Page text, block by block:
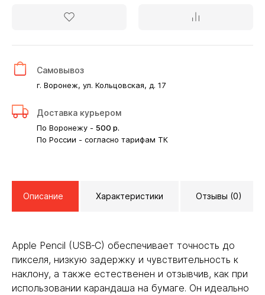
Самовывоз
г. Воронеж, ул. Кольцовская, д. 17
Доставка курьером
По Воронежу - 500 р.
По России - согласно тарифам ТК
Описание Характеристики Отзывы (0)
Apple Pencil (USB‑C) обеспечивает точность до
пикселя, низкую задержку и чувствительность к
наклону, а также естественен и отзывчив, как при
использовании карандаша на бумаге. Он идеально